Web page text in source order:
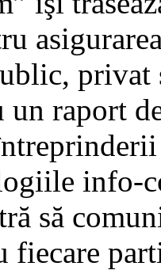
privat
un raport
info-
să